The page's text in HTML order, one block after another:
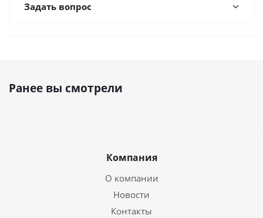
Задать вопрос
Ранее вы смотрели
Компания
О компании
Новости
Контакты